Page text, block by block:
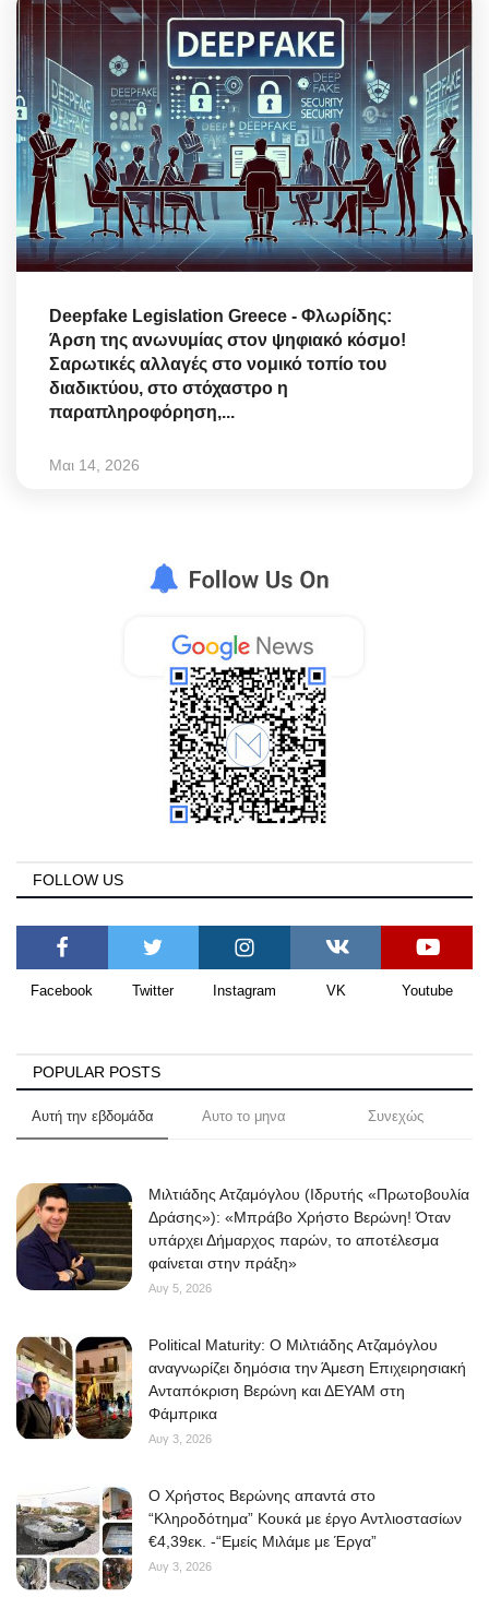
Deepfake Legislation Greece - Φλωρίδης:
Άρση της ανωνυμίας στον ψηφιακό κόσμο!
Σαρωτικές αλλαγές στο νομικό τοπίο του
διαδικτύου, στο στόχαστρο η
παραπληροφόρηση,...
Μαι 14, 2026
FOLLOW US
Facebook Twitter Instagram VK Youtube
POPULAR POSTS
Αυτή την εβδομάδα Αυτο το μηνα Συνεχώς
Μιλτιάδης Ατζαμόγλου (Ιδρυτής «Πρωτοβουλία
Δράσης»): «Μπράβο Χρήστο Βερώνη! Όταν
υπάρχει Δήμαρχος παρών, το αποτέλεσμα
φαίνεται στην πράξη»
Αυγ 5, 2026
Political Maturity: Ο Μιλτιάδης Ατζαμόγλου
αναγνωρίζει δημόσια την Άμεση Επιχειρησιακή
Ανταπόκριση Βερώνη και ΔΕΥΑΜ στη
Φάμπρικα
Αυγ 3, 2026
O Χρήστος Βερώνης απαντά στο
“Κληροδότημα” Κουκά με έργο Αντλιοστασίων
€4,39εκ. -“Εμείς Μιλάμε με Έργα”
Αυγ 3, 2026